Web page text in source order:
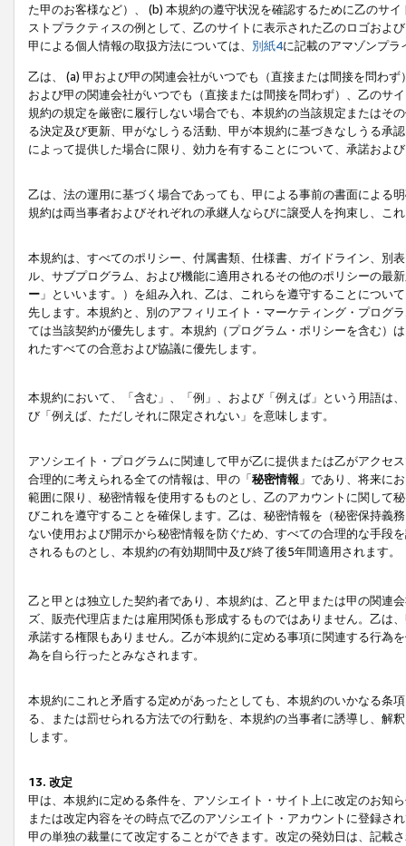
た甲のお客様など）、 (b) 本規約の遵守状況を確認するために乙のサ
ストプラクティスの例として、乙のサイトに表示された乙のロゴおよ
甲による個人情報の取扱方法については、 別紙4に記載のアマゾンプ
乙は、 (a) 甲および甲の関連会社がいつでも（直接または間接を問わ
および甲の関連会社がいつでも（直接または間接を問わず）、乙のサ
規約の規定を厳密に履行しない場合でも、本規約の当該規定またはそ
る決定及び更新、甲がなしうる活動、甲が本規約に基づきなしうる承
によって提供した場合に限り、効力を有することについて、承諾およ
乙は、法の運用に基づく場合であっても、甲による事前の書面による
規約は両当事者およびそれぞれの承継人ならびに譲受人を拘束し、こ
本規約は、すべてのポリシー、付属書類、仕様書、ガイドライン、別
ル、サブプログラム、および機能に適用されるその他のポリシーの最
ー 」といいます。）を組み入れ、乙は、これらを遵守することにつ
先します。本規約と、別のアフィリエイト・マーケティング・プログ
ては当該契約が優先します。本規約（プログラム・ポリシーを含む）
れたすべての合意および協議に優先します。
本規約において、「含む」、「例」、および「例えば」という用語は
び「例えば、ただしそれに限定されない」を意味します。
アソシエイト・プログラムに関連して甲が乙に提供または乙がアクセ
合理的に考えられる全ての情報は、甲の「秘密情報 」であり、将来に
範囲に限り、秘密情報を使用するものとし、乙のアカウントに関して
びこれを遵守することを確保します。乙は、秘密情報を（秘密保持義
ない使用および開示から秘密情報を防ぐため、すべての合理的な手段
されるものとし、本規約の有効期間中及び終了後5年間適用されます。
乙と甲とは独立した契約者であり、本規約は、乙と甲または甲の関連
ズ、販売代理店または雇用関係も形成するものではありません。乙は
承諾する権限もありません。乙が本規約に定める事項に関連する行為
為を自ら行ったとみなされます。
本規約にこれと矛盾する定めがあったとしても、本規約のいかなる条
る、または罰せられる方法での行動を、本規約の当事者に誘導し、解
します。
13. 改定
甲は、本規約に定める条件を、アソシエイト・サイト上に改定のお知
または改定内容をその時点で乙のアソシエイト・アカウントに登録さ
甲の単独の裁量にて改定することができます。改定の発効日は、記載